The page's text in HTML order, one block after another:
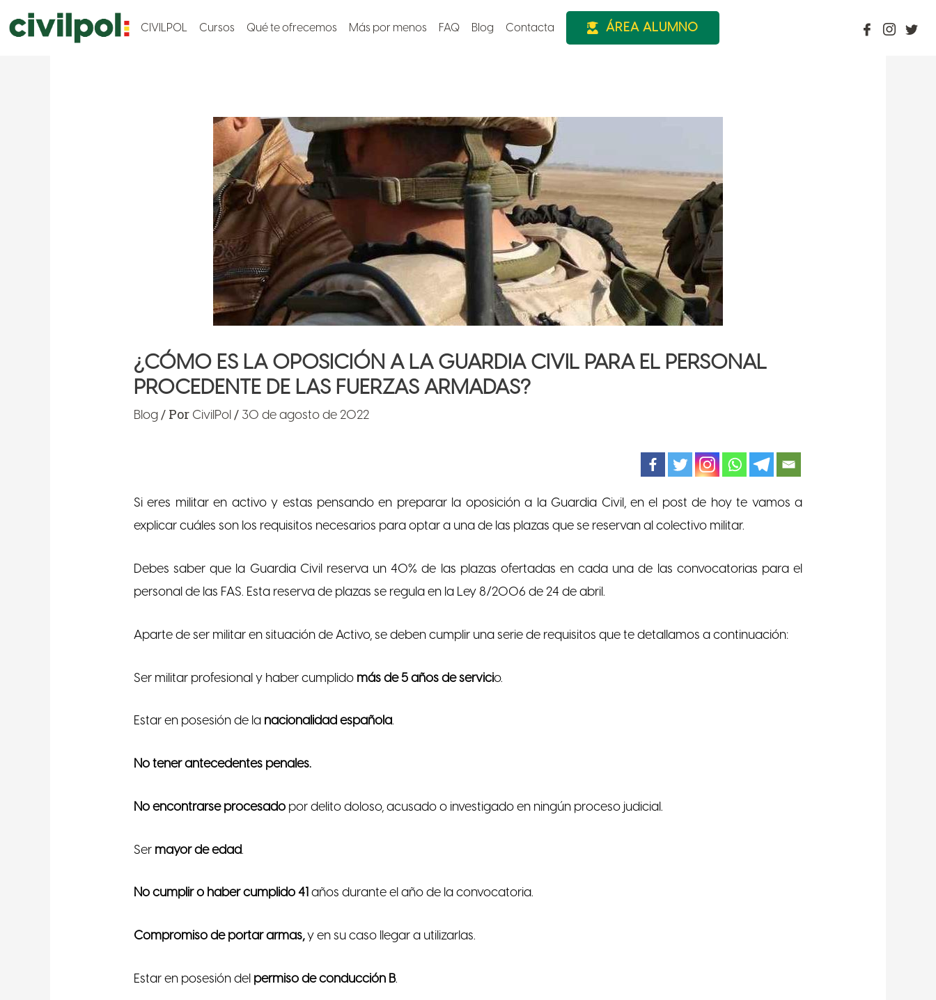
CIVILPOL Cursos Qué te ofrecemos Más por menos FAQ Blog Contacta ÁREA ALUMNO
¿CÓMO ES LA OPOSICIÓN A LA GUARDIA CIVIL PARA EL PERSONAL
PROCEDENTE DE LAS FUERZAS ARMADAS?
Blog / Por CivilPol / 30 de agosto de 2022
Si eres militar en activo y estas pensando en preparar la oposición a la Guardia Civil, en el post de hoy te vamos a
explicar cuáles son los requisitos necesarios para optar a una de las plazas que se reservan al colectivo militar.
Debes saber que la Guardia Civil reserva un 40% de las plazas ofertadas en cada una de las convocatorias para el
personal de las FAS. Esta reserva de plazas se regula en la Ley 8/2006 de 24 de abril.
Aparte de ser militar en situación de Activo, se deben cumplir una serie de requisitos que te detallamos a continuación:
Ser militar profesional y haber cumplido más de 5 años de servicio.
Estar en posesión de la nacionalidad española.
No tener antecedentes penales.
No encontrarse procesado por delito doloso, acusado o investigado en ningún proceso judicial.
Ser mayor de edad.
No cumplir o haber cumplido 41 años durante el año de la convocatoria.
Compromiso de portar armas,y en su caso llegar a utilizarlas.
Estar en posesión del permiso de conducción B.